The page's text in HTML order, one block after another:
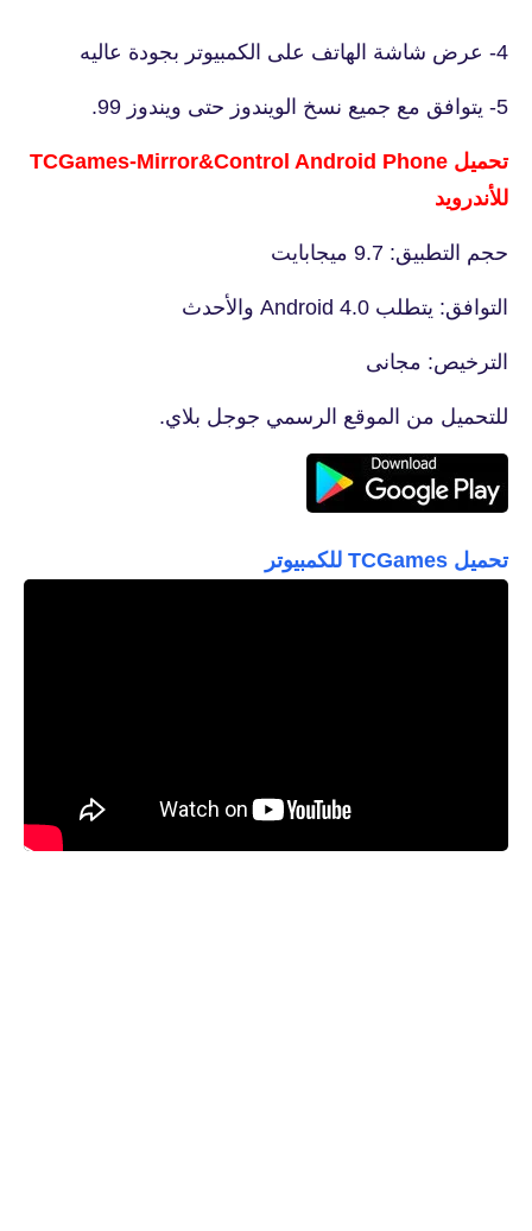
4- عرض شاشة الهاتف على الكمبيوتر بجودة عاليه
5- يتوافق مع جميع نسخ الويندوز حتى ويندوز 99.
تحميل TCGames-Mirror&Control Android Phone
للأندرويد
حجم التطبيق: 9.7 ميجابايت
التوافق: يتطلب Android 4.0 والأحدث
الترخيص: مجانى
للتحميل من الموقع الرسمي جوجل بلاي.
تحميل TCGames للكمبيوتر